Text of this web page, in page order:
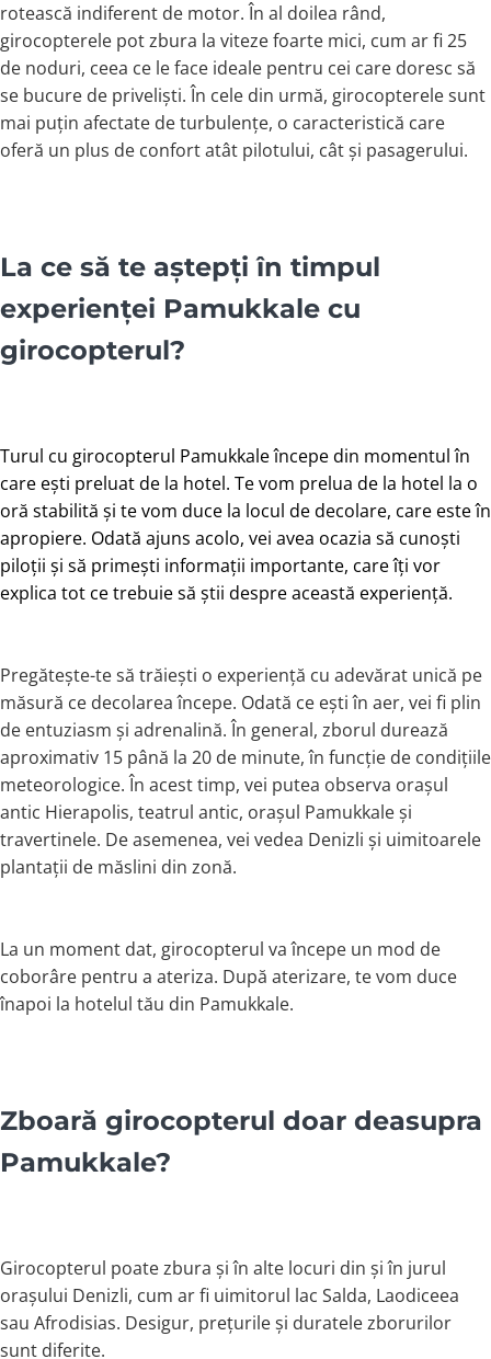
rotească indiferent de motor. În al doilea rând,
girocopterele pot zbura la viteze foarte mici, cum ar fi 25
de noduri, ceea ce le face ideale pentru cei care doresc să
se bucure de priveliști. În cele din urmă, girocopterele sunt
mai puțin afectate de turbulențe, o caracteristică care
oferă un plus de confort atât pilotului, cât și pasagerului.
La ce să te aștepți în timpul
experienței Pamukkale cu
girocopterul?
Turul cu girocopterul Pamukkale începe din momentul în
care ești preluat de la hotel. Te vom prelua de la hotel la o
oră stabilită și te vom duce la locul de decolare, care este în
apropiere. Odată ajuns acolo, vei avea ocazia să cunoști
piloții și să primești informații importante, care îți vor
explica tot ce trebuie să știi despre această experiență.
Pregătește-te să trăiești o experiență cu adevărat unică pe
măsură ce decolarea începe. Odată ce ești în aer, vei fi plin
de entuziasm și adrenalină. În general, zborul durează
aproximativ 15 până la 20 de minute, în funcție de condițiile
meteorologice. În acest timp, vei putea observa orașul
antic Hierapolis, teatrul antic, orașul Pamukkale și
travertinele. De asemenea, vei vedea Denizli și uimitoarele
plantații de măslini din zonă.
La un moment dat, girocopterul va începe un mod de
coborâre pentru a ateriza. După aterizare, te vom duce
înapoi la hotelul tău din Pamukkale.
Zboară girocopterul doar deasupra
Pamukkale?
Girocopterul poate zbura și în alte locuri din și în jurul
orașului Denizli, cum ar fi uimitorul lac Salda, Laodiceea
sau Afrodisias. Desigur, prețurile și duratele zborurilor
sunt diferite.